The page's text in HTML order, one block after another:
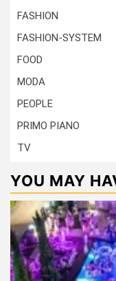
FASHION
FASHION-SYSTEM
FOOD
MODA
PEOPLE
PRIMO PIANO
TV
YOU MAY